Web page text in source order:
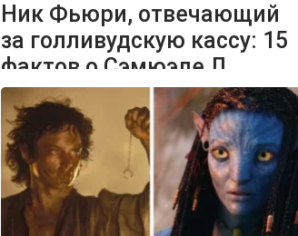
Ник Фьюри, отвечающий
за голливудскую кассу: 15
фактов о Сэмюэле Л.
Джексоне (16